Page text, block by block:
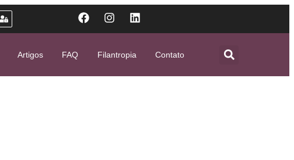
Artigos FAQ Filantropia Contato